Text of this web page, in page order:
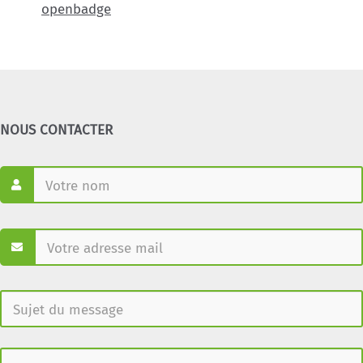
openbadge
NOUS CONTACTER